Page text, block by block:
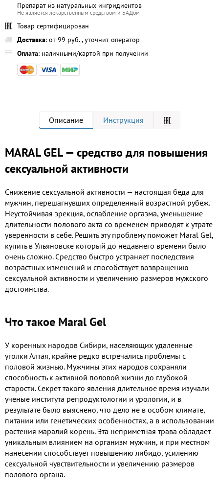
Препарат из натуральных ингридиентов
Не является лекарственным средством и БАДом
Товар сертифицирован
Доставка: от 99 руб. , уточнит оператор
Оплата: наличными/картой при получении
Описание Инструкция
MARAL GEL — средство для повышения
сексуальной активности
Снижение сексуальной активности — настоящая беда для
мужчин, перешагнувших определенный возрастной рубеж.
Неустойчивая эрекция, ослабление оргазма, уменьшение
длительности полового акта со временем приводят к утрате
уверенности в себе. Решить эту проблему поможет Maral Gel,
купить в Ульяновске который до недавнего времени было
очень сложно. Средство быстро устраняет последствия
возрастных изменений и способствует возвращению
сексуальной активности и увеличению размеров мужского
достоинства.
Что такое Maral Gel
У коренных народов Сибири, населяющих удаленные
уголки Алтая, крайне редко встречались проблемы с
половой жизнью. Мужчины этих народов сохраняли
способность к активной половой жизни до глубокой
старости. Секрет такого явления длительное время изучали
ученые института репродуктологии и урологии, и в
результате было выяснено, что дело не в особом климате,
питании или генетических особенностях, а в использовании
растения маралий корень. Эта неприметная трава обладает
уникальным влиянием на организм мужчин, и при местном
нанесении способствует повышению либидо, усилению
сексуальной чувствительности и увеличению размеров
полового органа.